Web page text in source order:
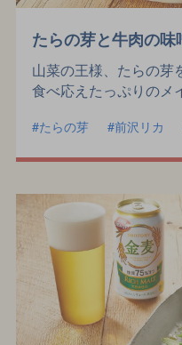
たらの芽と牛肉の味
山菜の王様、たらの芽
食べ応えたっぷりのメ
たらの芽 前沢リカ